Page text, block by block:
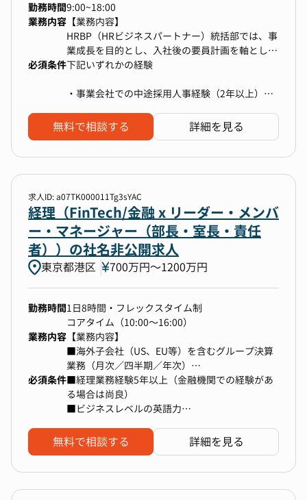
事業戦略、機能戦略への落とし込みと実行
・新規事業領域の立ち上げにおける企画全般
◆その他経営・事業目標達成に向けた業務
行
・複数部門にまたがる大規模プロジェクト推進
【PJT例】
・事業生産性の改善
・インセンティブ制度の設計
・パートナー戦略 / 各種アライアンス
・顧客満足度の可視化と最大化
【ポジションの魅力】
■ 経営中枢で事業を動かす戦略立案と実行が可
能なポジション
経営アジェンダの設計や、様々なステークホルダ
ーを巻き込みながら全社戦略を各事業・機能戦略
へと落とし込み、実行していく経験は、まさに事
業の舵取り役として会社の未来を創る醍醐味を味
わうことができます。
■ 組織横断の大規模プロジェクトを推進する影
響力
組織全体に影響を与えながら課題を解決し、仕組
み化していくという、極めて稀有な役割です。
様々な部署との連携を通じて、全社視点でのビジ
ネス推進力と調整能力が飛躍的に向上します。
勤務時間9:00~18:00
業務内容 【業務内容】
HRBP（HRビジネスパートナー）統括部では、事
業成長を目的とし、入社後の要員計画を軸とした
生産性管理、異動配置、評価などの人事業務全般
本ポジションは、事業や組織戦略に基づいたキャ
チャネル戦略をリードします。
関係者への改善提案
・リファラル採用の取り組み推進
・エージェントおよびスカウトの仕組み化から調
整対応
・関係者との求人内容のすり合わせ、内容の確定
・選考フローの策定やコミュニケーション設計
担当します。
※日程調整やデータ分析は別グループが担当しま
す。
▼キャリアパス
入社2~3年経過した後、適性・ご志向を鑑みて
HRBPや他部門へのキャリアチェンジも可能。
▼本ポジションの魅力
必須条件下記いずれかの経験
・事業会社での中途採用人事経験（2年以上）※
・人材エージェント企業でのリクルーティング営
業経験（2年以上）
無料で相談する 詳細を見る
求人ID: a07TK000011Tg3sYAC
経理（FinTech/金融 x リーダー・メンバ
ー・マネージャー（部長・室長・責任
者））の社名非公開求人
東京都港区 700万円〜1200万円
勤務時間1日8時間・フレックスタイム制
コアタイム（10:00～16:00）
業務内容 【業務内容】
■海外子会社（US、EU等）を含むグループ決算
業務（月次／四半期／年次）
■海外子会社の経理部門とのコミュニケーション
および調整業務
■会計監査（日本／海外）の対応
指導
■管理会計や財務レポーティング、連結パッケー
必須条件■経理業務経験5年以上（金融機関での経験があ
る場合は尚良）
■ビジネスレベルの英語力
■英語を用いた業務経験（海外拠点とのメール・
会議対応など）
無料で相談する 詳細を見る